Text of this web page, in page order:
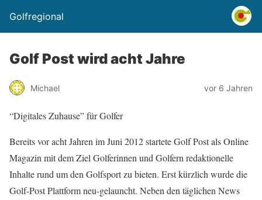
Golfregional
Golf Post wird acht Jahre
Michael vor 6 Jahren
“Digitales Zuhause” für Golfer
Bereits vor acht Jahren im Juni 2012 startete Golf Post als Online
Magazin mit dem Ziel Golferinnen und Golfern redaktionelle
Inhalte rund um den Golfsport zu bieten. Erst kürzlich wurde die
Golf-Post Plattform neu-gelauncht. Neben den täglichen News